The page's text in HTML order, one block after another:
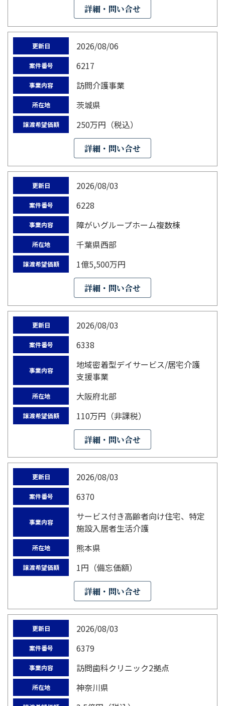
詳細・問い合せ
更新日 2026/08/06
案件番号 6217
事業内容 訪問介護事業
所在地 茨城県
譲渡希望価額 250万円（税込）
詳細・問い合せ
更新日 2026/08/03
案件番号 6228
事業内容 障がいグループホーム複数棟
所在地 千葉県西部
譲渡希望価額 1億5,500万円
詳細・問い合せ
更新日 2026/08/03
案件番号 6338
事業内容
地域密着型デイサービス/居宅介護
支援事業
所在地 大阪府北部
譲渡希望価額 110万円（非課税）
詳細・問い合せ
更新日 2026/08/03
案件番号 6370
事業内容
サービス付き高齢者向け住宅、特定
施設入居者生活介護
所在地 熊本県
譲渡希望価額 1円（備忘価額）
詳細・問い合せ
更新日 2026/08/03
案件番号 6379
事業内容 訪問歯科クリニック2拠点
所在地 神奈川県